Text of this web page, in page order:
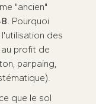
"ancien"
. Pourquoi
des
profit de
parpaing,
que le sol